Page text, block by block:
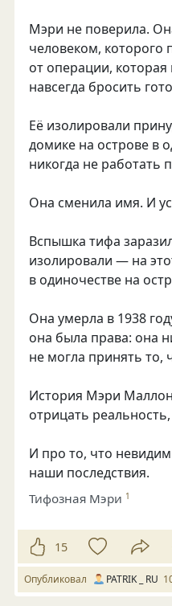
Мэри не поверила.
человеком, которого
от операции, которая
навсегда бросить
Её изолировали
домике на острове в
никогда не работать
Она сменила имя. И
Вспышка тифа
изолировали — на
в одиночестве на
Она умерла в 1938
она была права: она
не могла принять то,
История Мэри
отрицать
И про то, что
наши последствия.
Тифозная Мэри 1
15
Опубликовал PATRIK _ RU